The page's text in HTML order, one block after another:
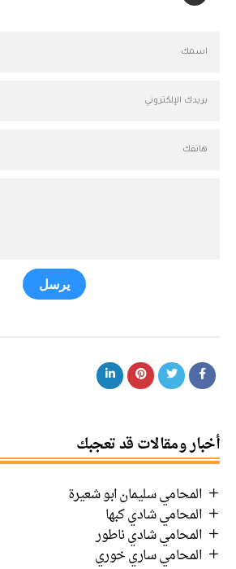
يرسل
أخبار ومقالات قد تعجبك
المحامي سليمان ابو شعيرة
المحامي شادي كبها
المحامي شادي ناطور
المحامي ساري خوري